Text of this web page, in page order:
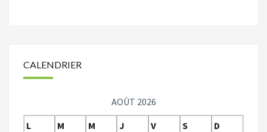
CALENDRIER
AOÛT 2026
L
M M J V S
D